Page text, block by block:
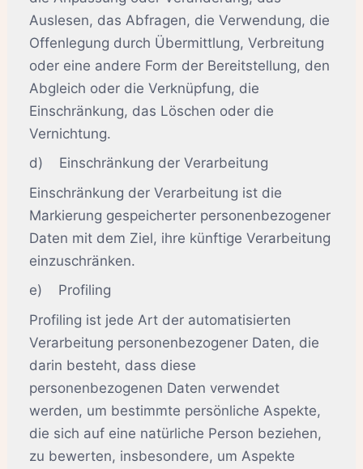
Auslesen, das Abfragen, die Verwendung, die
Offenlegung durch Übermittlung, Verbreitung
oder eine andere Form der Bereitstellung, den
Abgleich oder die Verknüpfung, die
Einschränkung, das Löschen oder die
Vernichtung.
d) Einschränkung der Verarbeitung
Einschränkung der Verarbeitung ist die
Markierung gespeicherter personenbezogener
Daten mit dem Ziel, ihre künftige Verarbeitung
einzuschränken.
e) Profiling
Profiling ist jede Art der automatisierten
Verarbeitung personenbezogener Daten, die
darin besteht, dass diese
personenbezogenen Daten verwendet
werden, um bestimmte persönliche Aspekte,
die sich auf eine natürliche Person beziehen,
zu bewerten, insbesondere, um Aspekte